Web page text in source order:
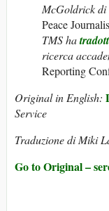
McGoldrick di
Peace
TMS ha
ricerca
Reporting
Original in English:
Service
Traduzione di Miki
Go to Original –